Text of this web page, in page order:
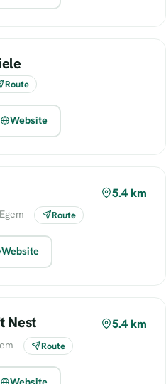
Route
Website
5.4 km
Route
Website
Nest 5.4 km
Route